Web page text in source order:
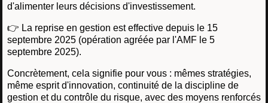
d'alimenter leurs décisions d'investissement.
👉 La reprise en gestion est effective depuis le 15
septembre 2025 (opération agréée par l'AMF le 5
septembre 2025).
Concrètement, cela signifie pour vous : mêmes stratégies,
même esprit d'innovation, continuité de la discipline de
gestion et du contrôle du risque, avec des moyens renforcés